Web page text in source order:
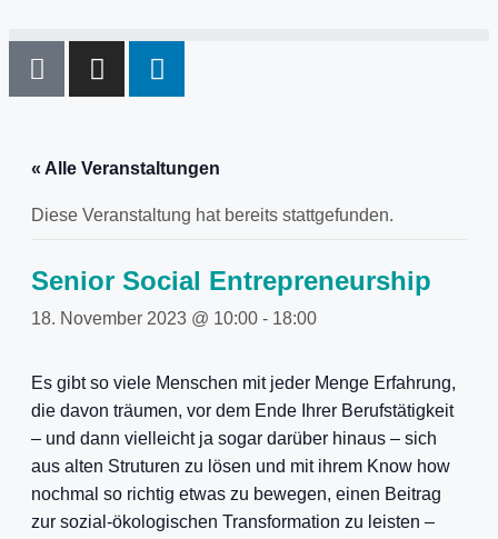
« Alle Veranstaltungen
Diese Veranstaltung hat bereits stattgefunden.
Senior Social Entrepreneurship
18. November 2023 @ 10:00 - 18:00
Es gibt so viele Menschen mit jeder Menge Erfahrung,
die davon träumen, vor dem Ende Ihrer Berufstätigkeit
– und dann vielleicht ja sogar darüber hinaus – sich
aus alten Struturen zu lösen und mit ihrem Know how
nochmal so richtig etwas zu bewegen, einen Beitrag
zur sozial-ökologischen Transformation zu leisten –